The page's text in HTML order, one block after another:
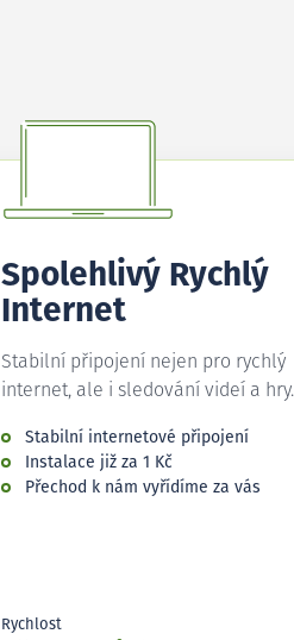
Spolehlivý Rychlý
Internet
Stabilní připojení nejen pro rychlý
internet, ale i sledování videí a hry.
Stabilní internetové připojení
Instalace již za 1 Kč
Přechod k nám vyřídíme za vás
Rychlost